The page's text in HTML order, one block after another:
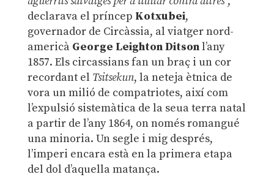
declarava el príncep Kotxubei,
governador de Circàssia, al viatger nord-
americà George Leighton Ditsonl’any
1857. Els circassians fan un braç i un cor
recordant el Tsitsekun, la neteja ètnica de
vora un milió de compatriotes, així com
l’expulsió sistemàtica de la seua terra natal
a partir de l’any 1864, on només romangué
una minoria. Un segle i mig després,
l’imperi encara està en la primera etapa
del dol d’aquella matança.